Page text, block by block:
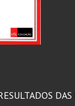
DAS